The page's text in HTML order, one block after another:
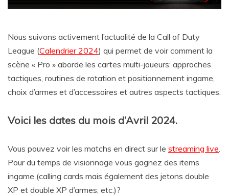
Nous suivons activement l’actualité de la Call of Duty
League (Calendrier 2024) qui permet de voir comment la
scène « Pro » aborde les cartes multi-joueurs: approches
tactiques, routines de rotation et positionnement ingame,
choix d’armes et d’accessoires et autres aspects tactiques.
Voici les dates du mois d’Avril 2024.
Vous pouvez voir les matchs en direct sur le streaming live.
Pour du temps de visionnage vous gagnez des items
ingame (calling cards mais également des jetons double
XP et double XP d’armes, etc.)?